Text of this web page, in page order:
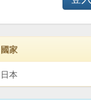
國家
日本